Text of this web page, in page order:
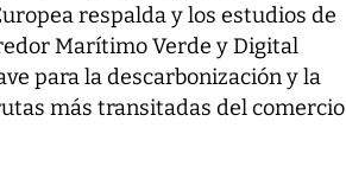
respalda y los estudios de
Marítimo Verde y Digital
para la descarbonización y la
más transitadas del comercio